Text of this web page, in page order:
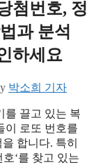
첨번호, 정
과 분석
하세요
박소희 기자
를 끌고 있는 복
이 로또 번호를
합니다. 특히
호‘를 찾고 있는